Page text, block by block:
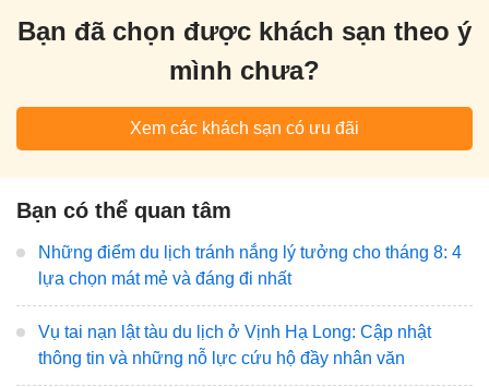
Bạn đã chọn được khách sạn theo ý
mình chưa?
Xem các khách sạn có ưu đãi
Bạn có thể quan tâm
Những điểm du lịch tránh nắng lý tưởng cho tháng 8: 4
lựa chọn mát mẻ và đáng đi nhất
Vụ tai nạn lật tàu du lịch ở Vịnh Hạ Long: Cập nhật
thông tin và những nỗ lực cứu hộ đầy nhân văn